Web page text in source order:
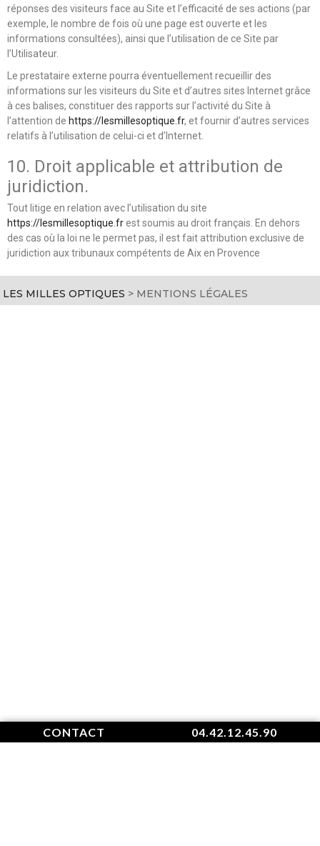
CONTACT 04.42.12.45.90
réponses des visiteurs face au Site et l’efficacité de ses actions (par
exemple, le nombre de fois où une page est ouverte et les
informations consultées), ainsi que l’utilisation de ce Site par
l’Utilisateur.
Le prestataire externe pourra éventuellement recueillir des
informations sur les visiteurs du Site et d’autres sites Internet grâce
à ces balises, constituer des rapports sur l’activité du Site à
l’attention de https://lesmillesoptique.fr, et fournir d’autres services
relatifs à l’utilisation de celui-ci et d’Internet.
10. Droit applicable et attribution de
juridiction.
Tout litige en relation avec l’utilisation du site
https://lesmillesoptique.frest soumis au droit français. En dehors
des cas où la loi ne le permet pas, il est fait attribution exclusive de
juridiction aux tribunaux compétents de Aix en Provence
LES MILLES OPTIQUES > MENTIONS LÉGALES